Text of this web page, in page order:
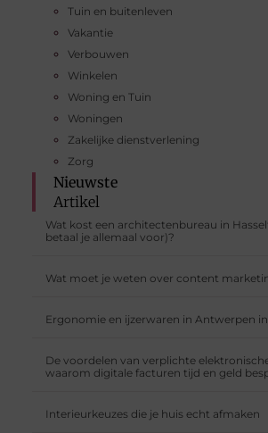
Tuin en buitenleven
Vakantie
Verbouwen
Winkelen
Woning en Tuin
Woningen
Zakelijke dienstverlening
Zorg
Nieuwste
Artikel
Wat kost een architectenbureau in
betaal je allemaal voor)?
Wat moet je weten over content
Ergonomie en ijzerwaren in Antwerpen
De voordelen van verplichte
waarom digitale facturen tijd en geld
Interieurkeuzes die je huis echt afmaken